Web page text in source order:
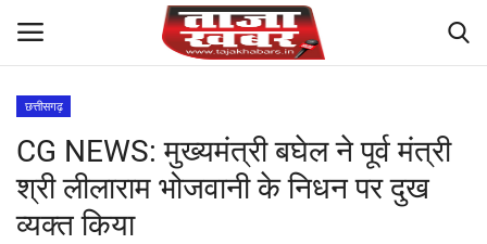
देश
मध्य प्रदेश
छत्तीसगढ़
CG NEWS: मुख्यमंत्री बघेल ने पूर्व मंत्री
श्री लीलाराम भोजवानी के निधन पर दुख
व्यक्त किया